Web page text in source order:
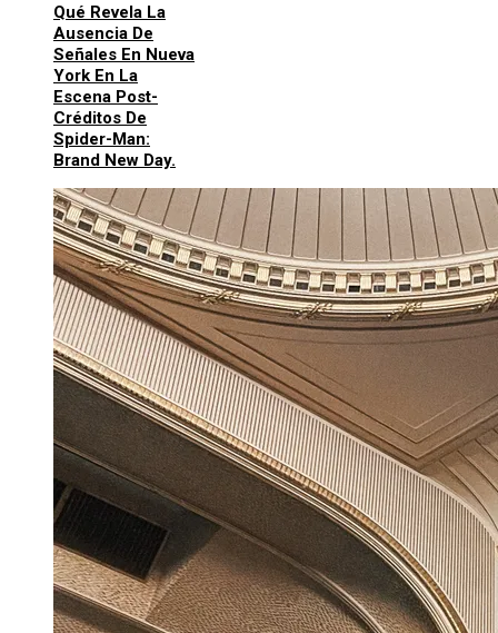
Qué Revela La
Ausencia De
Señales En Nueva
York En La
Escena Post-
Créditos De
Spider-Man:
Brand New Day.